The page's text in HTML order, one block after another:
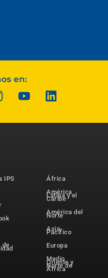
en:
IPS
de
África
América
Latina y el
Caribe
América del
Norte
Asia-
Pacífico
Europa
Medio
Oriente y
Norte de
África